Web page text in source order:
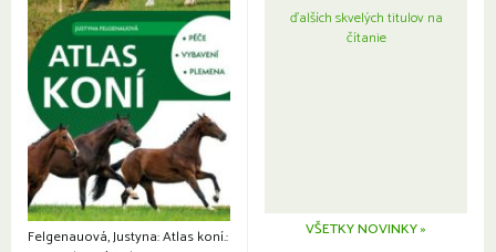
Felgenauová, Justyna: Atlas koní.:
ďalších skvelých titulov na
čítanie
VŠETKY NOVINKY »